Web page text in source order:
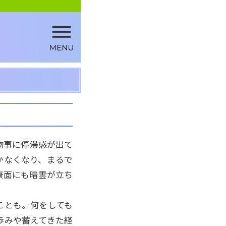
事に停滞感が出て
くなり、まるで
にも暗雲が立ち
も。何をしても
や蓄えてきた経